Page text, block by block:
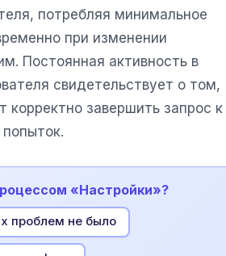
потребляя минимальное
при изменении
Постоянная активность в
свидетельствует о том,
завершить запрос к
«Настройки»?
проблем не было